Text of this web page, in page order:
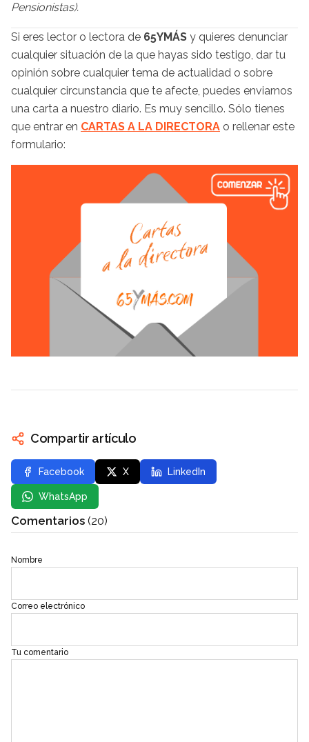
Pensionistas).
Si eres lector o lectora de 65YMÁS y quieres denunciar
cualquier situación de la que hayas sido testigo, dar tu
opinión sobre cualquier tema de actualidad o sobre
cualquier circunstancia que te afecte, puedes enviarnos
una carta a nuestro diario. Es muy sencillo. Sólo tienes
que entrar en CARTAS A LA DIRECTORA o rellenar este
formulario:
Compartir artículo
Facebook X LinkedIn
WhatsApp
Comentarios (20)
Nombre
Correo electrónico
Tu comentario